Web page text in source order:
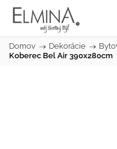
Domov / Dekorácie /
Koberec Bel Air 390x280cm